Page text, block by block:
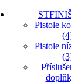
Pistole
Pistole